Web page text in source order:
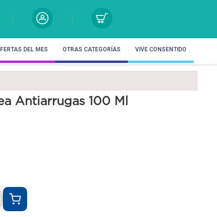
DEL MES OTRAS CATEGORÍAS VIVE CONSENTIDO
Antiarrugas 100 Ml